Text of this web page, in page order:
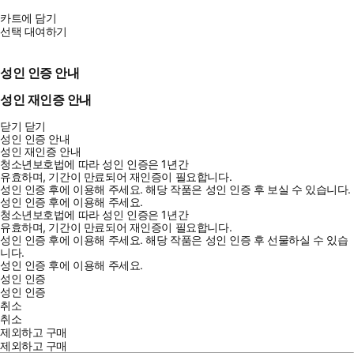
카트에 담기
선택 대여하기
성인 인증 안내
성인 재인증 안내
닫기 닫기
성인 인증 안내
성인 재인증 안내
청소년보호법에 따라 성인 인증은 1년간
유효하며, 기간이 만료되어 재인증이 필요합니다.
성인 인증 후에 이용해 주세요.해당 작품은 성인 인증 후 보실 수 있습니다.
성인 인증 후에 이용해 주세요.
청소년보호법에 따라 성인 인증은 1년간
유효하며, 기간이 만료되어 재인증이 필요합니다.
성인 인증 후에 이용해 주세요.해당 작품은 성인 인증 후 선물하실 수 있습
니다.
성인 인증 후에 이용해 주세요.
성인 인증
성인 인증
취소
취소
제외하고 구매
제외하고 구매